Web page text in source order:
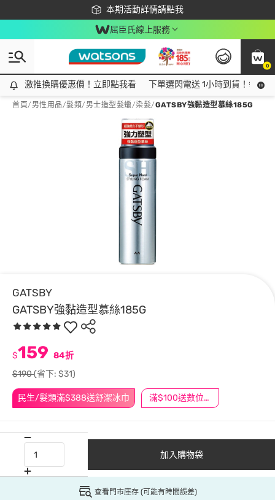
本期活動詳情請點我
下載app最高回饋$350
屈臣氏線上服務
0
激推換購優惠價！立即點我看
激推換購優惠價！立即點我看 下單選閃電送 1小時到貨！領神
首頁/ 男性用品/髮類/ 男士造型髮蠟/染髮/GATSBY強黏造型慕絲185G
GATSBY
GATSBY強黏造型慕絲185G
民生/髮類滿$388送舒潔冰巾 滿$100送數位印花
$159 84折
$190(省下: $31)
加入購物袋
查看門市庫存 (可能有時間誤差)